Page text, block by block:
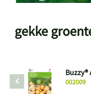
gekke
002009